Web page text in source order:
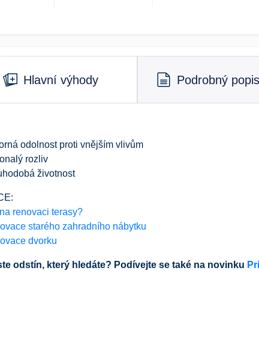
Hlavní výhody Podrobný
odolnost proti vnějším vlivům
rozliv
životnost
renovaci terasy?
starého zahradního nábytku
dvorku
odstín, který hledáte? Podívejte se také na novinku